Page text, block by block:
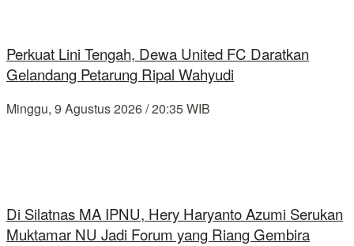
Perkuat Lini Tengah, Dewa United FC Daratkan
Gelandang Petarung Ripal Wahyudi
Minggu, 9 Agustus 2026 / 20:35 WIB
Di Silatnas MA IPNU, Hery Haryanto Azumi Serukan
Muktamar NU Jadi Forum yang Riang Gembira